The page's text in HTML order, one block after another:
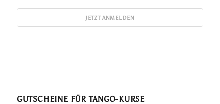
GUTSCHEINE FÜR TANGO-KURSE